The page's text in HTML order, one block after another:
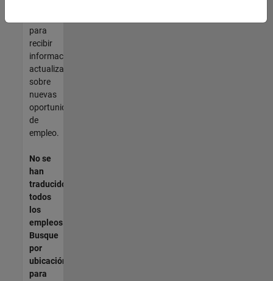
para
recibir
información
actualizada
sobre
nuevas
oportunidades
de
empleo.
No se
han
traducido
todos
los
empleos.
Busque
por
ubicación
para